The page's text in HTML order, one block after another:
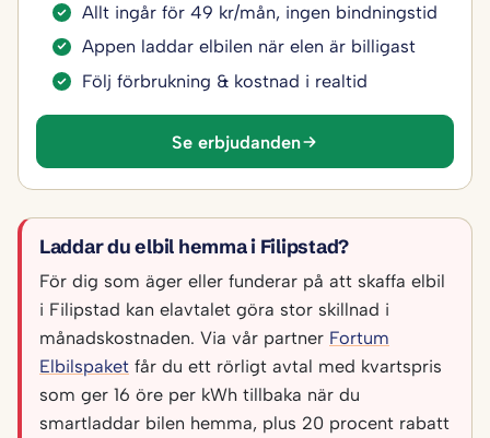
Allt ingår för 49 kr/mån, ingen bindningstid
Appen laddar elbilen när elen är billigast
Följ förbrukning & kostnad i realtid
Se erbjudanden
Laddar du elbil hemma i Filipstad?
För dig som äger eller funderar på att skaffa elbil
i Filipstad kan elavtalet göra stor skillnad i
månadskostnaden. Via vår partner Fortum
Elbilspaket får du ett rörligt avtal med kvartspris
som ger 16 öre per kWh tillbaka när du
smartladdar bilen hemma, plus 20 procent rabatt